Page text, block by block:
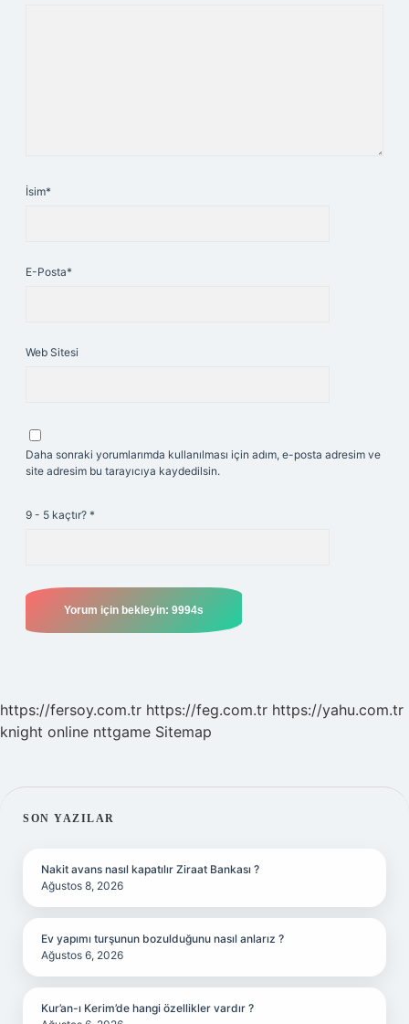
İsim*
E-Posta*
Web Sitesi
Daha sonraki yorumlarımda kullanılması için adım, e-posta adresim ve
site adresim bu tarayıcıya kaydedilsin.
9 - 5 kaçtır? *
https://fersoy.com.tr https://feg.com.tr https://yahu.com.tr
knight online nttgame Sitemap
SIDEBAR
SON YAZILAR
Nakit avans nasıl kapatılır Ziraat Bankası ?
Ağustos 8, 2026
Ev yapımı turşunun bozulduğunu nasıl anlarız ?
Ağustos 6, 2026
Kur’an-ı Kerim’de hangi özellikler vardır ?